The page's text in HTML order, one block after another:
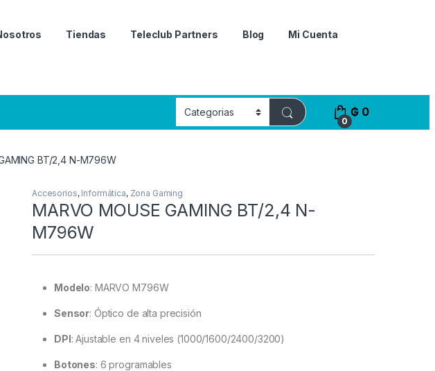
Tiendas Teleclub Partners Blog Mi Cuenta
0
₲ 0
BT/2,4 N-M796W
Accesorios, Informática, Zona Gaming
MARVO MOUSE GAMING BT/2,4 N-
M796W
Modelo: MARVO M796W
Sensor: Óptico de alta precisión
DPI:Ajustable en 4 niveles (1000/1600/2400/3200)
Botones: 6 programables